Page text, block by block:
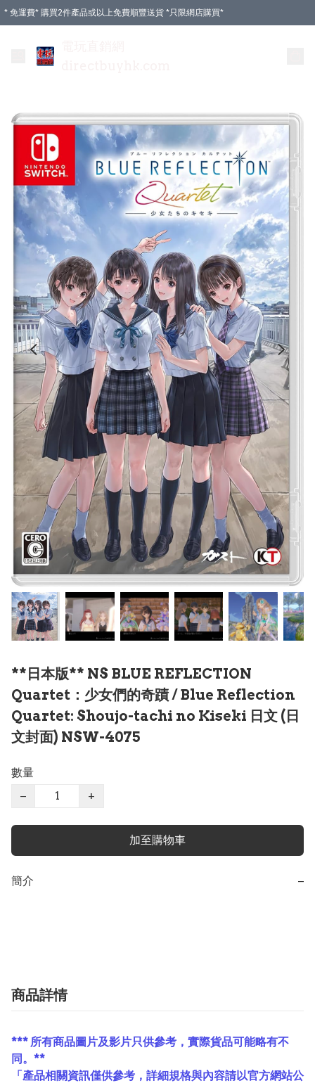
* 免運費* 購買2件產品或以上免費順豐送貨 *只限網店購買*
**日本版** NS BLUE REFLECTION
Quartet：少女們的奇蹟 / Blue Reflection
Quartet: Shoujo-tachi no Kiseki 日文 (日
文封面) NSW-4075
數量
−
+
加至購物車
簡介 −
商品詳情
*** 所有商品圖片及影片只供參考，實際貨品可能略有不
同。**
「產品相關資訊僅供參考，詳細規格與內容請以官方網站公